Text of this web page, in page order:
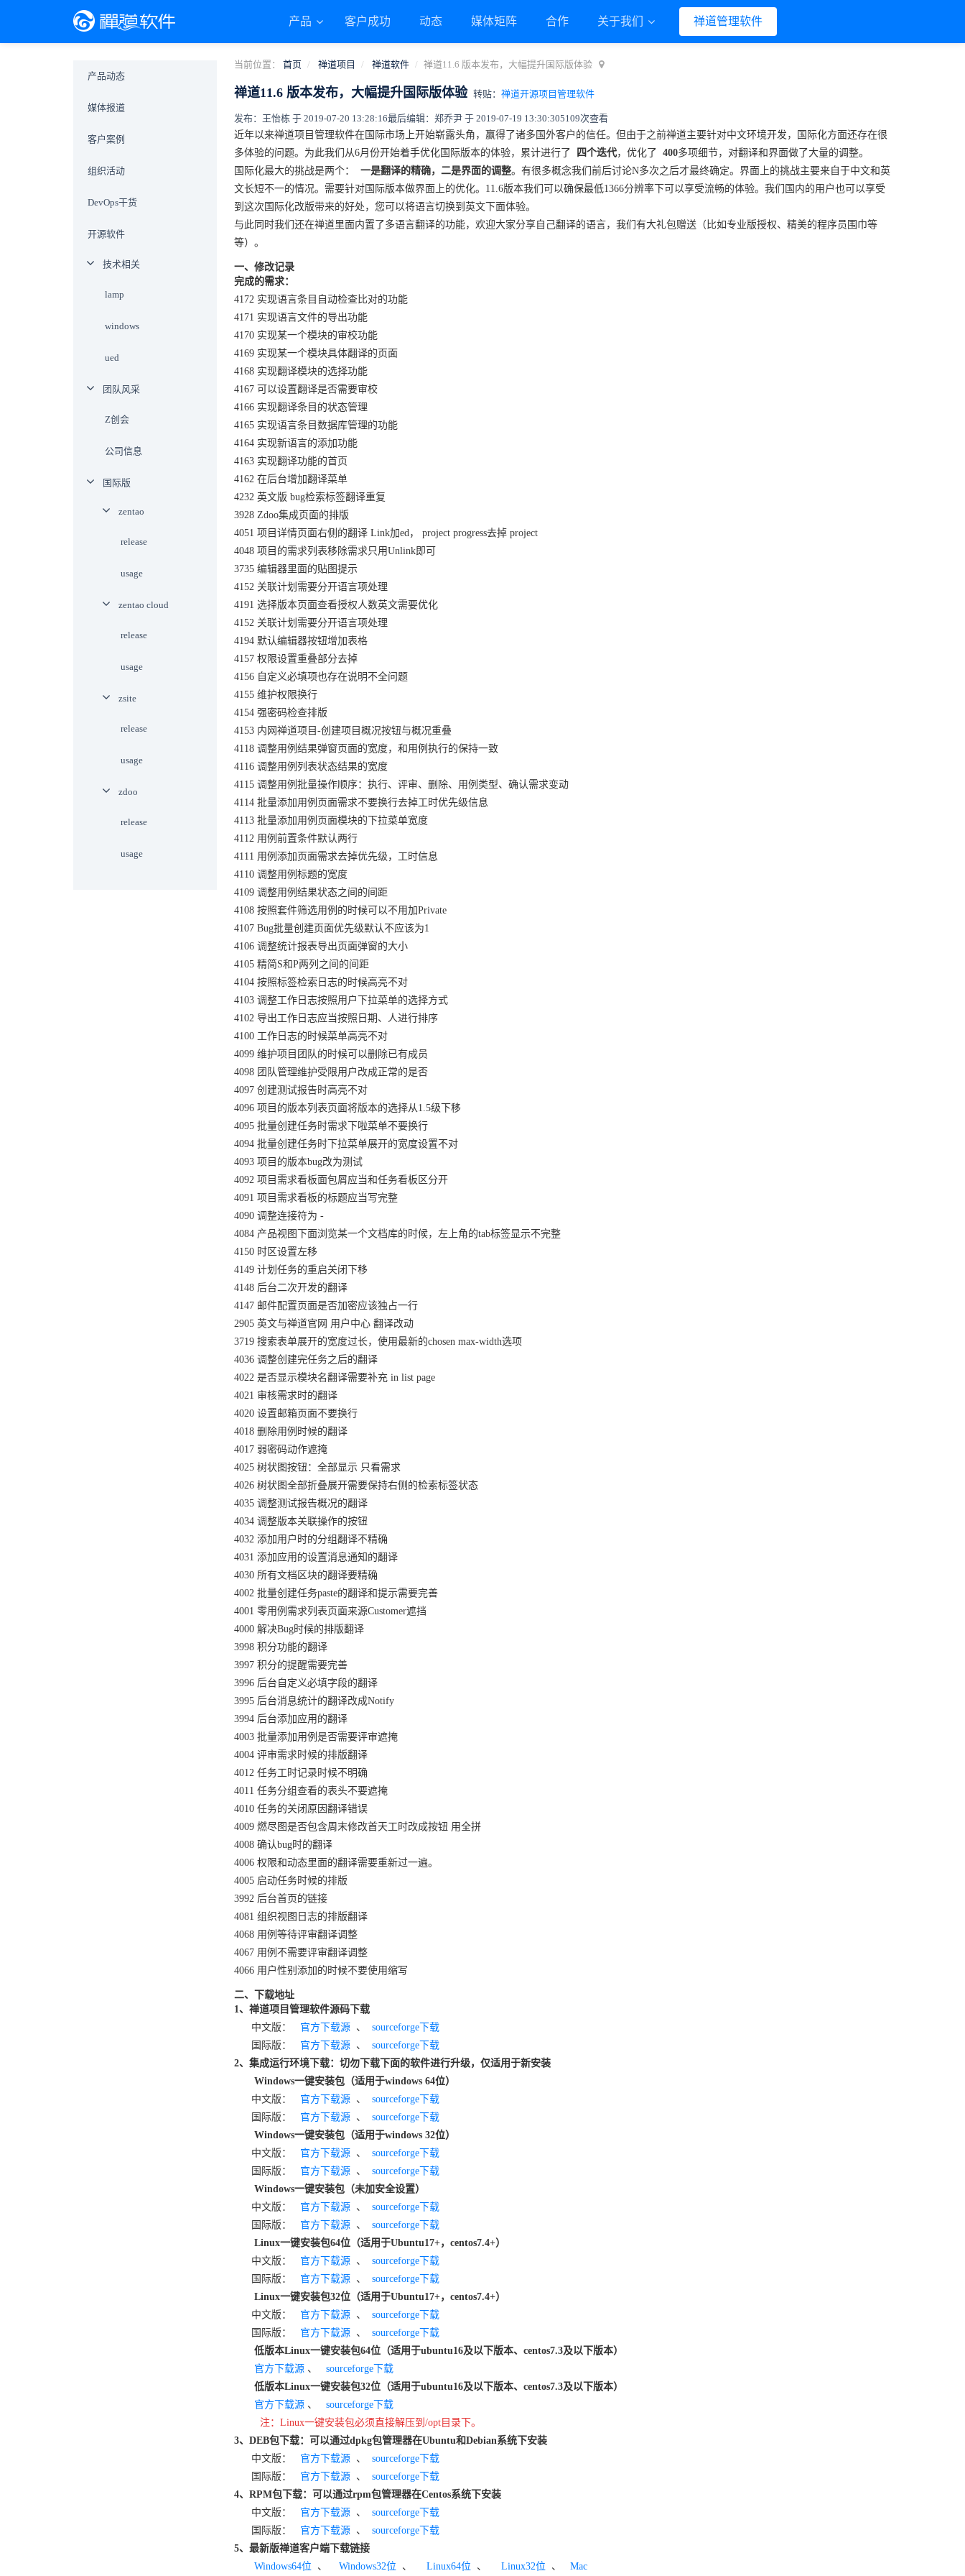
产品 客户成功 动态 媒体矩阵 合作 关于我们 禅道管理软件
当前位置： 首页 禅道项目 禅道软件 禅道11.6 版本发布，大幅提升国际版体验
禅道11.6 版本发布，大幅提升国际版体验 转贴： 禅道开源项目管理软件
发布：王怡栋 于 2019-07-20 13:28:16最后编辑：郑乔尹 于 2019-07-19 13:30:305109次查看
近年以来禅道项目管理软件在国际市场上开始崭露头角，赢得了诸多国外客户的信任。但由于之前禅道主要针对中文环境开发，国际化方面还存在很
多体验的问题。为此我们从6月份开始着手优化国际版本的体验，累计进行了
四个迭代，优化了 400多项细节，对翻译和界面做了大量的调整。
国际化最大的挑战是两个： 一是翻译的精确，二是界面的调整。有很多概念我们前后讨论N多次之后才最终确定。界面上的挑战主要来自于中文和英
文长短不一的情况。需要针对国际版本做界面上的优化。11.6版本我们可以确保最低1366分辨率下可以享受流畅的体验。我们国内的用户也可以享受
到这次国际化改版带来的好处，您可以将语言切换到英文下面体验。
与此同时我们还在禅道里面内置了多语言翻译的功能，欢迎大家分享自己翻译的语言，我们有大礼包赠送（比如专业版授权、精美的程序员围巾等
等）。
一、修改记录
完成的需求：
4172 实现语言条目自动检查比对的功能
4171 实现语言文件的导出功能
4170 实现某一个模块的审校功能
4169 实现某一个模块具体翻译的页面
4168 实现翻译模块的选择功能
4167 可以设置翻译是否需要审校
4166 实现翻译条目的状态管理
4165 实现语言条目数据库管理的功能
4164 实现新语言的添加功能
4163 实现翻译功能的首页
4162 在后台增加翻译菜单
4232 英文版 bug检索标签翻译重复
3928 Zdoo集成页面的排版
4051 项目详情页面右侧的翻译 Link加ed， project progress去掉 project
4048 项目的需求列表移除需求只用Unlink即可
3735 编辑器里面的贴图提示
4152 关联计划需要分开语言项处理
4191 选择版本页面查看授权人数英文需要优化
4152 关联计划需要分开语言项处理
4194 默认编辑器按钮增加表格
4157 权限设置重叠部分去掉
4156 自定义必填项也存在说明不全问题
4155 维护权限换行
4154 强密码检查排版
4153 内网禅道项目-创建项目概况按钮与概况重叠
4118 调整用例结果弹窗页面的宽度，和用例执行的保持一致
4116 调整用例列表状态结果的宽度
4115 调整用例批量操作顺序：执行、评审、删除、用例类型、确认需求变动
4114 批量添加用例页面需求不要换行去掉工时优先级信息
4113 批量添加用例页面模块的下拉菜单宽度
4112 用例前置条件默认两行
4111 用例添加页面需求去掉优先级，工时信息
4110 调整用例标题的宽度
4109 调整用例结果状态之间的间距
4108 按照套件筛选用例的时候可以不用加Private
4107 Bug批量创建页面优先级默认不应该为1
4106 调整统计报表导出页面弹窗的大小
4105 精简S和P两列之间的间距
4104 按照标签检索日志的时候高亮不对
4103 调整工作日志按照用户下拉菜单的选择方式
4102 导出工作日志应当按照日期、人进行排序
4100 工作日志的时候菜单高亮不对
4099 维护项目团队的时候可以删除已有成员
4098 团队管理维护受限用户改成正常的是否
4097 创建测试报告时高亮不对
4096 项目的版本列表页面将版本的选择从1.5级下移
4095 批量创建任务时需求下啦菜单不要换行
4094 批量创建任务时下拉菜单展开的宽度设置不对
4093 项目的版本bug改为测试
4092 项目需求看板面包屑应当和任务看板区分开
4091 项目需求看板的标题应当写完整
4090 调整连接符为 -
4084 产品视图下面浏览某一个文档库的时候，左上角的tab标签显示不完整
4150 时区设置左移
4149 计划任务的重启关闭下移
4148 后台二次开发的翻译
4147 邮件配置页面是否加密应该独占一行
2905 英文与禅道官网 用户中心 翻译改动
3719 搜索表单展开的宽度过长，使用最新的chosen max-width选项
4036 调整创建完任务之后的翻译
4022 是否显示模块名翻译需要补充 in list page
4021 审核需求时的翻译
4020 设置邮箱页面不要换行
4018 删除用例时候的翻译
4017 弱密码动作遮掩
4025 树状图按钮：全部显示 只看需求
4026 树状图全部折叠展开需要保持右侧的检索标签状态
4035 调整测试报告概况的翻译
4034 调整版本关联操作的按钮
4032 添加用户时的分组翻译不精确
4031 添加应用的设置消息通知的翻译
4030 所有文档区块的翻译要精确
4002 批量创建任务paste的翻译和提示需要完善
4001 零用例需求列表页面来源Customer遮挡
4000 解决Bug时候的排版翻译
3998 积分功能的翻译
3997 积分的提醒需要完善
3996 后台自定义必填字段的翻译
3995 后台消息统计的翻译改成Notify
3994 后台添加应用的翻译
4003 批量添加用例是否需要评审遮掩
4004 评审需求时候的排版翻译
4012 任务工时记录时候不明确
4011 任务分组查看的表头不要遮掩
4010 任务的关闭原因翻译错误
4009 燃尽图是否包含周末修改首天工时改成按钮 用全拼
4008 确认bug时的翻译
4006 权限和动态里面的翻译需要重新过一遍。
4005 启动任务时候的排版
3992 后台首页的链接
4081 组织视图日志的排版翻译
4068 用例等待评审翻译调整
4067 用例不需要评审翻译调整
4066 用户性别添加的时候不要使用缩写
二、下载地址
1、禅道项目管理软件源码下载
中文版：
官方下载源 、
sourceforge下载
国际版：
官方下载源 、
sourceforge下载
2、集成运行环境下载：切勿下载下面的软件进行升级，仅适用于新安装
Windows一键安装包（适用于windows 64位）
中文版：
官方下载源 、
sourceforge下载
国际版：
官方下载源 、
sourceforge下载
Windows一键安装包（适用于windows 32位）
中文版：
官方下载源 、
sourceforge下载
国际版：
官方下载源 、
sourceforge下载
Windows一键安装包（未加安全设置）
中文版：
官方下载源 、
sourceforge下载
国际版：
官方下载源 、
sourceforge下载
Linux一键安装包64位（适用于Ubuntu17+，centos7.4+）
中文版：
官方下载源 、
sourceforge下载
国际版：
官方下载源 、
sourceforge下载
Linux一键安装包32位（适用于Ubuntu17+，centos7.4+）
中文版：
官方下载源 、
sourceforge下载
国际版：
官方下载源 、
sourceforge下载
低版本Linux一键安装包64位（适用于ubuntu16及以下版本、centos7.3及以下版本）
官方下载源 、
sourceforge下载
低版本Linux一键安装包32位（适用于ubuntu16及以下版本、centos7.3及以下版本）
官方下载源 、
sourceforge下载
注：Linux一键安装包必须直接解压到/opt目录下。
3、DEB包下载：可以通过dpkg包管理器在Ubuntu和Debian系统下安装
中文版：
官方下载源 、
sourceforge下载
国际版：
官方下载源 、
sourceforge下载
4、RPM包下载：可以通过rpm包管理器在Centos系统下安装
中文版：
官方下载源 、
sourceforge下载
国际版：
官方下载源 、
sourceforge下载
5、最新版禅道客户端下载链接
Windows64位
、 Windows32位 、 Linux64位 、 Linux32位 、 Mac
产品动态
媒体报道
客户案例
组织活动
DevOps干货
开源软件
技术相关
lamp
windows
ued
团队风采
Z创会
公司信息
国际版
zentao
release
usage
zentao cloud
release
usage
zsite
release
usage
zdoo
release
usage